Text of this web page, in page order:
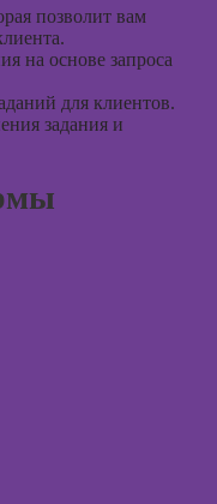
позволит вам
на основе запроса
для клиентов.
задания и